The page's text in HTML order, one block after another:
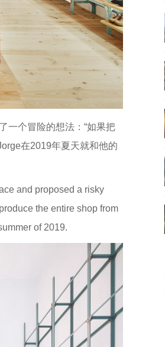
一个冒险的想法：“如果把
在2019年夏天就和他的
and proposed a risky
the entire shop from
of 2019.